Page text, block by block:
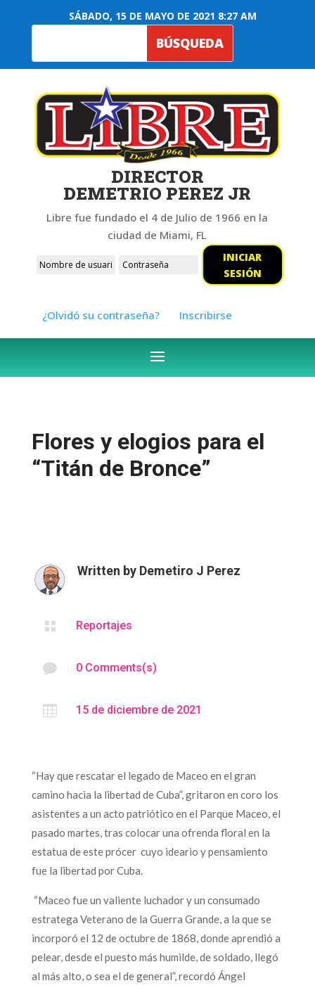
SÁBADO, 15 DE MAYO DE 2021 8:27 AM
DIRECTOR
DEMETRIO PEREZ JR
Libre fue fundado el 4 de Julio de 1966 en la
ciudad de Miami, FL
INICIAR
SESIÓN
¿Olvidó su contraseña? Inscribirse
Flores y elogios para el
“Titán de Bronce”
Written by Demetiro J Perez
 Reportajes
 0 Comments(s)
 15 de diciembre de 2021
“Hay que rescatar el legado de Maceo en el gran
camino hacia la libertad de Cuba”, gritaron en coro los
asistentes a un acto patriótico en el Parque Maceo, el
pasado martes, tras colocar una ofrenda floral en la
estatua de este prócer cuyo ideario y pensamiento
fue la libertad por Cuba.
“Maceo fue un valiente luchador y un consumado
estratega Veterano de la Guerra Grande, a la que se
incorporó el 12 de octubre de 1868, donde aprendió a
pelear, desde el puesto más humilde, de soldado, llegó
al más alto, o sea el de general”, recordó Ángel